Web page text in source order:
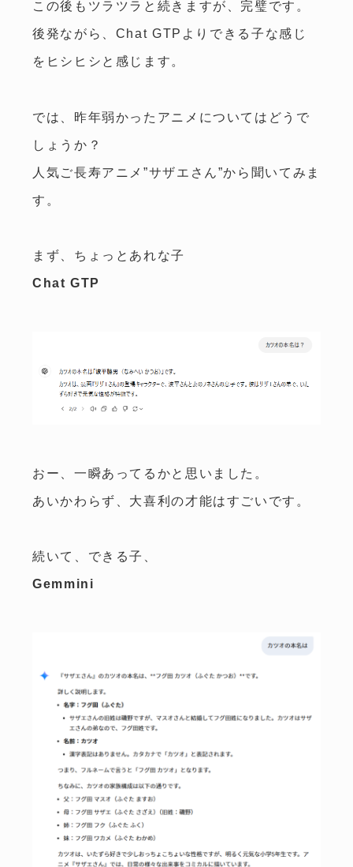
この後もツラツラと続きますが、完璧です。
後発ながら、Chat GTPよりできる子な感じ
をヒシヒシと感じます。
では、昨年弱かったアニメについてはどうで
しょうか？
人気ご長寿アニメ”サザエさん”から聞いてみま
す。
まず、ちょっとあれな子
Chat GTP
おー、一瞬あってるかと思いました。
あいかわらず、大喜利の才能はすごいです。
続いて、できる子、
Gemmini